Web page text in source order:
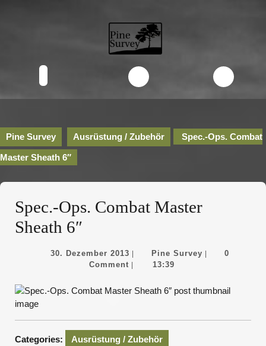
Pine Survey Ausrüstung / Zubehör Spec.-Ops. Combat
Master Sheath 6″
Spec.-Ops. Combat Master
Sheath 6″
30. Dezember 2013 30.
Dezember
Pine Survey Pine
0
Comment
13:39
Categories: Ausrüstung / Zubehör